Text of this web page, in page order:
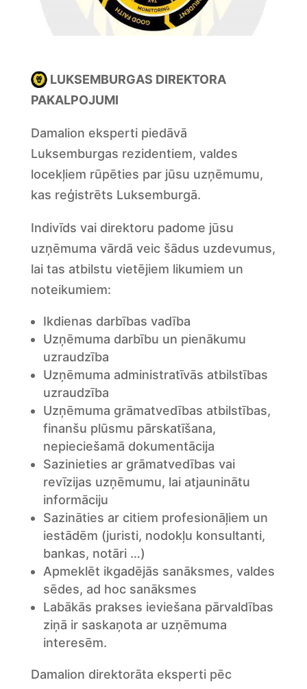
LUKSEMBURGAS DIREKTORA
PAKALPOJUMI
Damalion eksperti piedāvā
Luksemburgas rezidentiem, valdes
locekļiem rūpēties par jūsu uzņēmumu,
kas reģistrēts Luksemburgā.
Indivīds vai direktoru padome jūsu
uzņēmuma vārdā veic šādus uzdevumus,
lai tas atbilstu vietējiem likumiem un
noteikumiem:
Ikdienas darbības vadība
Uzņēmuma darbību un pienākumu
uzraudzība
Uzņēmuma administratīvās atbilstības
uzraudzība
Uzņēmuma grāmatvedības atbilstības,
finanšu plūsmu pārskatīšana,
nepieciešamā dokumentācija
Sazinieties ar grāmatvedības vai
revīzijas uzņēmumu, lai atjauninātu
informāciju
Sazināties ar citiem profesionāļiem un
iestādēm (juristi, nodokļu konsultanti,
bankas, notāri …)
Apmeklēt ikgadējās sanāksmes, valdes
sēdes, ad hoc sanāksmes
Labākās prakses ieviešana pārvaldības
ziņā ir saskaņota ar uzņēmuma
interesēm.
Damalion direktorāta eksperti pēc